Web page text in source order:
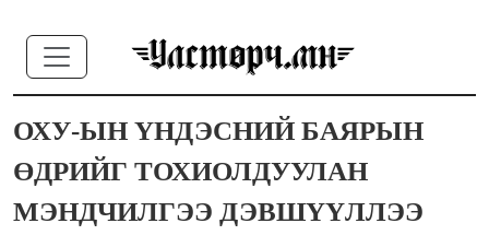
ОХУ-ЫН ҮНДЭСНИЙ БАЯРЫН
ӨДРИЙГ ТОХИОЛДУУЛАН
МЭНДЧИЛГЭЭ ДЭВШҮҮЛЛЭЭ